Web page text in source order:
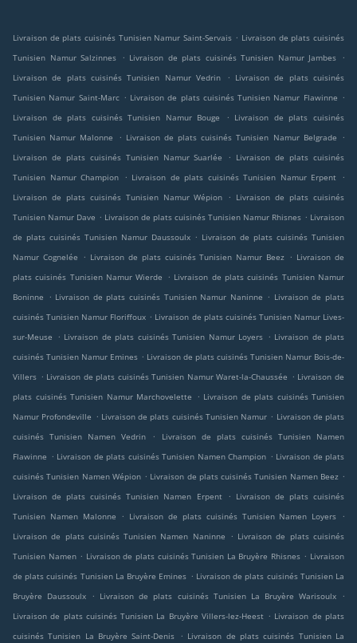
Livraison de plats cuisinés Tunisien Namur Saint-Servais . Livraison de plats cuisinés
Tunisien Namur Salzinnes
. Livraison de plats cuisinés Tunisien Namur Jambes
.
Livraison de plats cuisinés Tunisien Namur Vedrin
. Livraison de plats cuisinés
Tunisien Namur Saint-Marc . Livraison de plats cuisinés Tunisien Namur Flawinne .
Livraison de plats cuisinés Tunisien Namur Bouge
. Livraison de plats cuisinés
Tunisien Namur Malonne
. Livraison de plats cuisinés Tunisien Namur Belgrade
.
Livraison de plats cuisinés Tunisien Namur Suarlée
. Livraison de plats cuisinés
Tunisien Namur Champion
. Livraison de plats cuisinés Tunisien Namur Erpent
.
Livraison de plats cuisinés Tunisien Namur Wépion
. Livraison de plats cuisinés
Tunisien Namur Dave . Livraison de plats cuisinés Tunisien Namur Rhisnes . Livraison
de plats cuisinés Tunisien Namur Daussoulx . Livraison de plats cuisinés Tunisien
Namur Cognelée
. Livraison de plats cuisinés Tunisien Namur Beez . Livraison de
plats cuisinés Tunisien Namur Wierde
. Livraison de plats cuisinés Tunisien Namur
Boninne
. Livraison de plats cuisinés Tunisien Namur Naninne . Livraison de plats
cuisinés Tunisien Namur Floriffoux . Livraison de plats cuisinés Tunisien Namur Lives-
sur-Meuse
. Livraison de plats cuisinés Tunisien Namur Loyers . Livraison de plats
cuisinés Tunisien Namur Emines . Livraison de plats cuisinés Tunisien Namur Bois-de-
Villers . Livraison de plats cuisinés Tunisien Namur Waret-la-Chaussée . Livraison de
plats cuisinés Tunisien Namur Marchovelette
. Livraison de plats cuisinés Tunisien
Namur Profondeville . Livraison de plats cuisinés Tunisien Namur . Livraison de plats
cuisinés Tunisien Namen Vedrin
.
Livraison de plats cuisinés Tunisien Namen
Flawinne . Livraison de plats cuisinés Tunisien Namen Champion . Livraison de plats
cuisinés Tunisien Namen Wépion . Livraison de plats cuisinés Tunisien Namen Beez .
Livraison de plats cuisinés Tunisien Namen Erpent
. Livraison de plats cuisinés
Tunisien Namen Malonne
. Livraison de plats cuisinés Tunisien Namen Loyers
.
Livraison de plats cuisinés Tunisien Namen Naninne
. Livraison de plats cuisinés
Tunisien Namen . Livraison de plats cuisinés Tunisien La Bruyère Rhisnes . Livraison
de plats cuisinés Tunisien La Bruyère Emines . Livraison de plats cuisinés Tunisien La
Bruyère Daussoulx
. Livraison de plats cuisinés Tunisien La Bruyère Warisoulx
.
Livraison de plats cuisinés Tunisien La Bruyère Villers-lez-Heest . Livraison de plats
cuisinés Tunisien La Bruyère Saint-Denis
. Livraison de plats cuisinés Tunisien La